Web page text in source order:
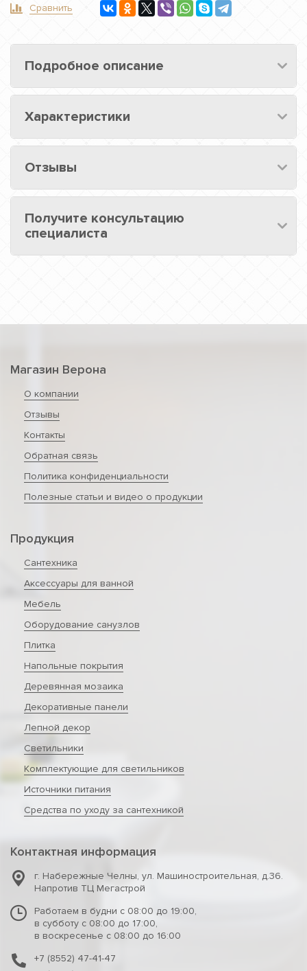
Сравнить
Подробное описание
Характеристики
Отзывы
Получите консультацию
специалиста
Магазин Верона
О компании
Отзывы
Контакты
Обратная связь
Политика конфиденциальности
Полезные статьи и видео о продукции
Продукция
Сантехника
Аксессуары для ванной
Мебель
Оборудование санузлов
Плитка
Напольные покрытия
Деревянная мозаика
Декоративные панели
Лепной декор
Светильники
Комплектующие для светильников
Источники питания
Средства по уходу за сантехникой
Контактная информация
г. Набережные Челны, ул. Машиностроительная, д.36.
Напротив ТЦ Мегастрой
Работаем в будни с 08:00 до 19:00,
в субботу с 08:00 до 17:00,
в воскресенье с 08:00 до 16:00
+7 (8552) 47-41-47